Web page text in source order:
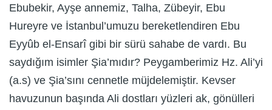
Ebubekir, Ayşe annemiz, Talha, Zübeyir, Ebu
Hureyre ve İstanbul’umuzu bereketlendiren Ebu
Eyyûb el-Ensarî gibi bir sürü sahabe de vardı. Bu
saydığım isimler Şia’mıdır? Peygamberimiz Hz. Ali’yi
(a.s) ve Şia’sını cennetle müjdelemiştir. Kevser
havuzunun başında Ali dostları yüzleri ak, gönülleri